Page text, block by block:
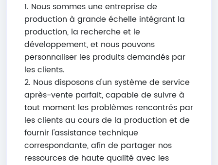
1. Nous sommes une entreprise de
production à grande échelle intégrant la
production, la recherche et le
développement, et nous pouvons
personnaliser les produits demandés par
les clients.
2. Nous disposons d'un système de service
après-vente parfait, capable de suivre à
tout moment les problèmes rencontrés par
les clients au cours de la production et de
fournir l'assistance technique
correspondante, afin de partager nos
ressources de haute qualité avec les